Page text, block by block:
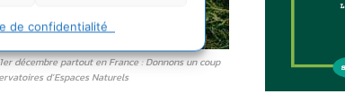
de confidentialité
décembre partout en France : Donnons un coup
d’Espaces Naturels